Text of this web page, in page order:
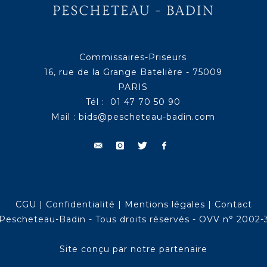
Commissaires-Priseurs
16, rue de la Grange Batelière - 75009
PARIS
Tél : 01 47 70 50 90
Mail : bids@pescheteau-badin.com
CGU | Confidentialité | Mentions légales | Contact
Badin - Tous droits réservés - OVV n° 2002-
Site conçu par notre partenaire